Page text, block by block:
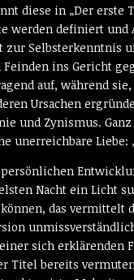
diese in „Der erste
werden definiert
Selbsterkenntnis
ins Gericht
auf, während
Ursachen
und Zynismus.
unerreichbare Liebe:
Nacht ein Licht
das vermittelt
sich
Titel bereits